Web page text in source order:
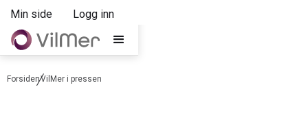
Min side Logg inn
ForsidenVilMer i pressen